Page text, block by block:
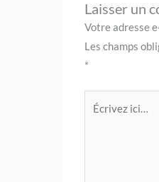
Laisser un
Votre adresse
Les champs
*